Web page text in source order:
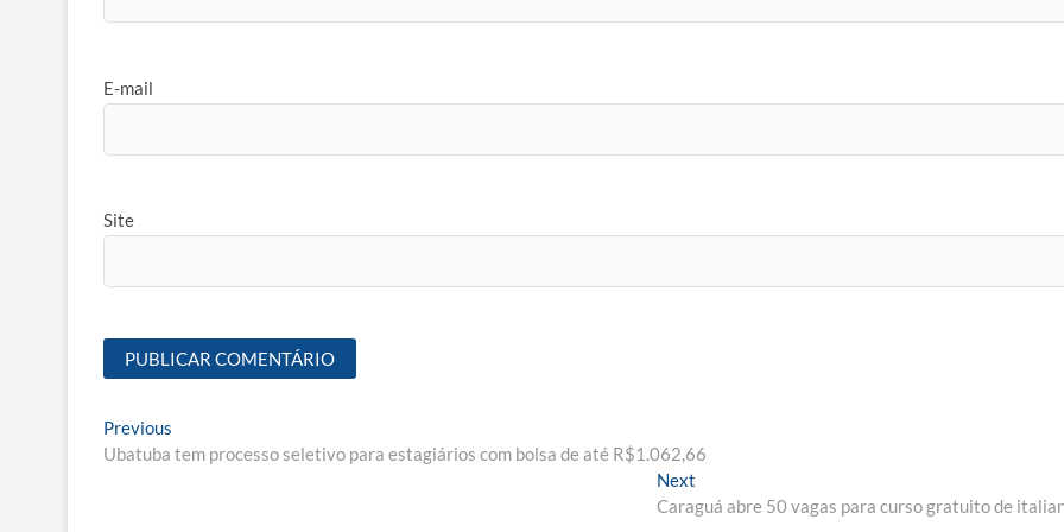
E-mail
Site
Navegação
de
Previous
post:
Ubatuba tem processo seletivo para estagiários com bolsa de até R$1.062,66
Next
post:
Caraguá abre 50 vagas para curso gratuito de